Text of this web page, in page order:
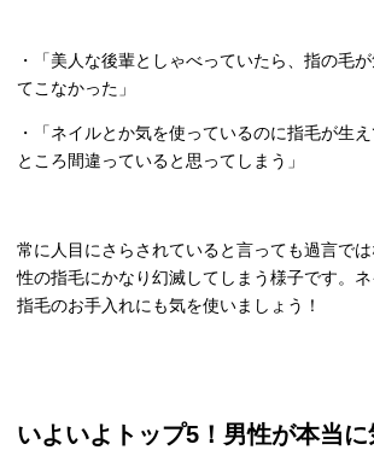
・「美人な後輩としゃべっていたら、指の毛
てこなかった」
・「ネイルとか気を使っているのに指毛が生
ところ間違っていると思ってしまう」
常に人目にさらされていると言っても過言で
性の指毛にかなり幻滅してしまう様子です。ネ
指毛のお手入れにも気を使いましょう！
いよいよトップ5 ！男性が本当